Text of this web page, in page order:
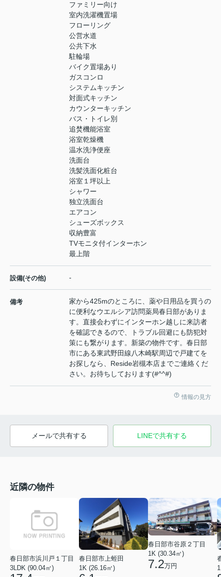
ファミリー向け
室内洗濯機置場
フローリング
公営水道
公共下水
駐輪場
バイク置場あり
ガスコンロ
システムキッチン
対面式キッチン
カウンターキッチン
バス・トイレ別
追焚機能浴室
浴室乾燥機
温水洗浄便座
洗面台
洗髪洗面化粧台
浴室１坪以上
シャワー
独立洗面台
エアコン
シューズボックス
収納豊富
TVモニタ付インターホン
最上階
設備(その他) -
備考
家から425mのところに、薬や日用品を買うの
に便利なウエルシア訪問薬局春日部がありま
す。直接会わずにインターホン越しに来訪者
を確認できるので、トラブル回避にも防犯対
策にも繋がります。新築の物件です。春日部
市にある東武野田線八木崎駅周辺で戸建てを
お探しなら、Reside岩槻本店までご連絡くだ
さい。お待ちしております(#^^#)
情報の見方
メールで共有する LINEで共有する
近隣の物件
春日部市浜川戸１丁目
3LDK (90.04㎡)
春日部市上蛭田
1K (26.16㎡)
春日部市谷原２丁目
1K (30.34㎡)
7.2万円